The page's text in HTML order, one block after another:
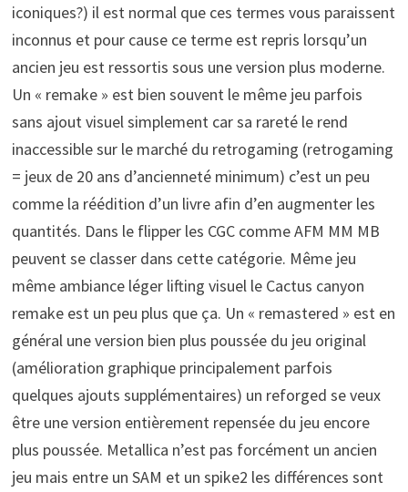
iconiques?) il est normal que ces termes vous paraissent
inconnus et pour cause ce terme est repris lorsqu’un
ancien jeu est ressortis sous une version plus moderne.
Un « remake » est bien souvent le même jeu parfois
sans ajout visuel simplement car sa rareté le rend
inaccessible sur le marché du retrogaming (retrogaming
= jeux de 20 ans d’ancienneté minimum) c’est un peu
comme la réédition d’un livre afin d’en augmenter les
quantités. Dans le flipper les CGC comme AFM MM MB
peuvent se classer dans cette catégorie. Même jeu
même ambiance léger lifting visuel le Cactus canyon
remake est un peu plus que ça. Un « remastered » est en
général une version bien plus poussée du jeu original
(amélioration graphique principalement parfois
quelques ajouts supplémentaires) un reforged se veux
être une version entièrement repensée du jeu encore
plus poussée. Metallica n’est pas forcément un ancien
jeu mais entre un SAM et un spike2 les différences sont